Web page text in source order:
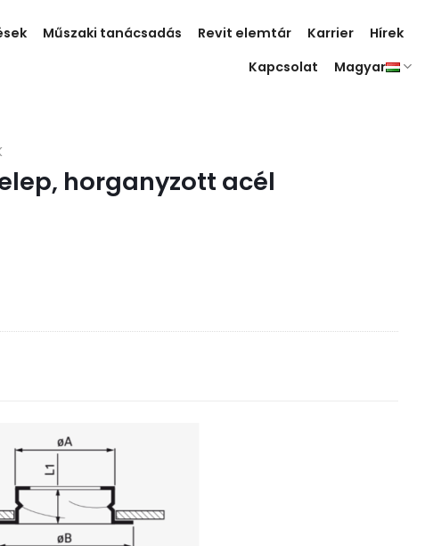
Műszaki tanácsadás Revit elemtár Karrier
Hírek
Kapcsolat
Magyar
horganyzott acél